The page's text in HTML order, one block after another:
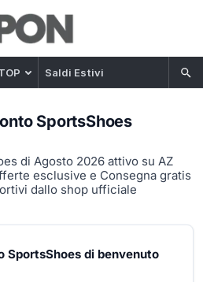
Saldi Estivi
SportsShoes
di Agosto 2026 attivo su AZ
esclusive e Consegna gratis
dallo shop ufficiale
SportsShoes di benvenuto